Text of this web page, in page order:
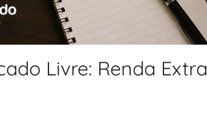
Livre: Renda Extra